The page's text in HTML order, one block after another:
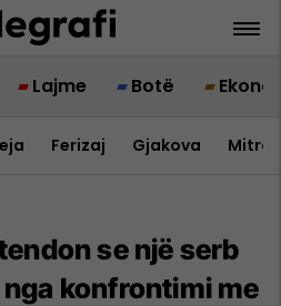
Lajme Botë
Ferizaj Gjakova
se një serb
konfrontimi me